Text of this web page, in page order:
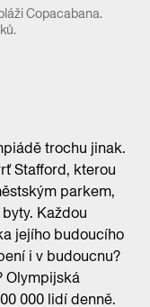
Copacabana.
trochu jinak.
Stafford, kterou
parkem,
Každou
jejího budoucího
i v budoucnu?
Olympijská
000 lidí denně.